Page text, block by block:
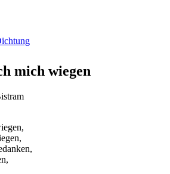
mich wiegen